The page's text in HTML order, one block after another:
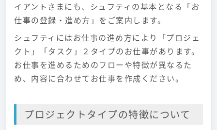
イアントさまにも、シュフティの基本となる「お
仕事の登録・進め方」をご案内します。
シュフティにはお仕事の進め方により「プロジェ
クト」「タスク」２タイプのお仕事があります。
お仕事を進めるためのフローや特徴が異なるた
め、内容に合わせてお仕事を作成ください。
プロジェクトタイプの特徴について